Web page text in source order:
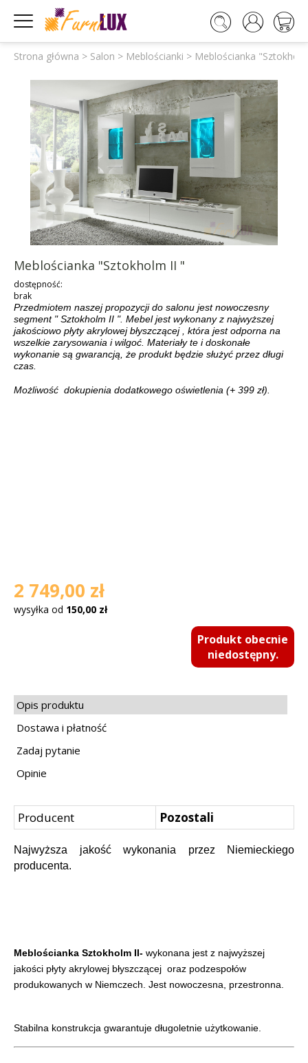
Strona główna > Salon > Meblościanki > Meblościanka
Meblościanka "Sztokholm II "
dostępność:
brak
Przedmiotem naszej propozycji do salonu jest nowoczesny
segment " Sztokholm II ". Mebel jest wykonany z najwyższej
jakościowo płyty akrylowej błyszczącej , która jest odporna na
wszelkie zarysowania i wilgoć. Materiały te i doskonałe
wykonanie są gwarancją, że produkt będzie służyć przez długi
czas.
Możliwość dokupienia dodatkowego oświetlenia (+ 399 zł).
2 749,00 zł
wysyłka od 150,00 zł
Produkt obecnie
niedostępny.
Opis produktu
Dostawa i płatność
Zadaj pytanie
Opinie
Producent Pozostali
Najwyższa jakość wykonania przez Niemieckiego
producenta.
Meblościanka Sztokholm II- wykonana jest z najwyższej
jakości płyty akrylowej błyszczącej oraz podzespołów
produkowanych w Niemczech. Jest nowoczesna, przestronna.
Stabilna konstrukcja gwarantuje długoletnie użytkowanie.
   